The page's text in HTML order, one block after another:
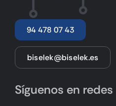
94 478 07 43
biselek@biselek.es
Síguenos en redes